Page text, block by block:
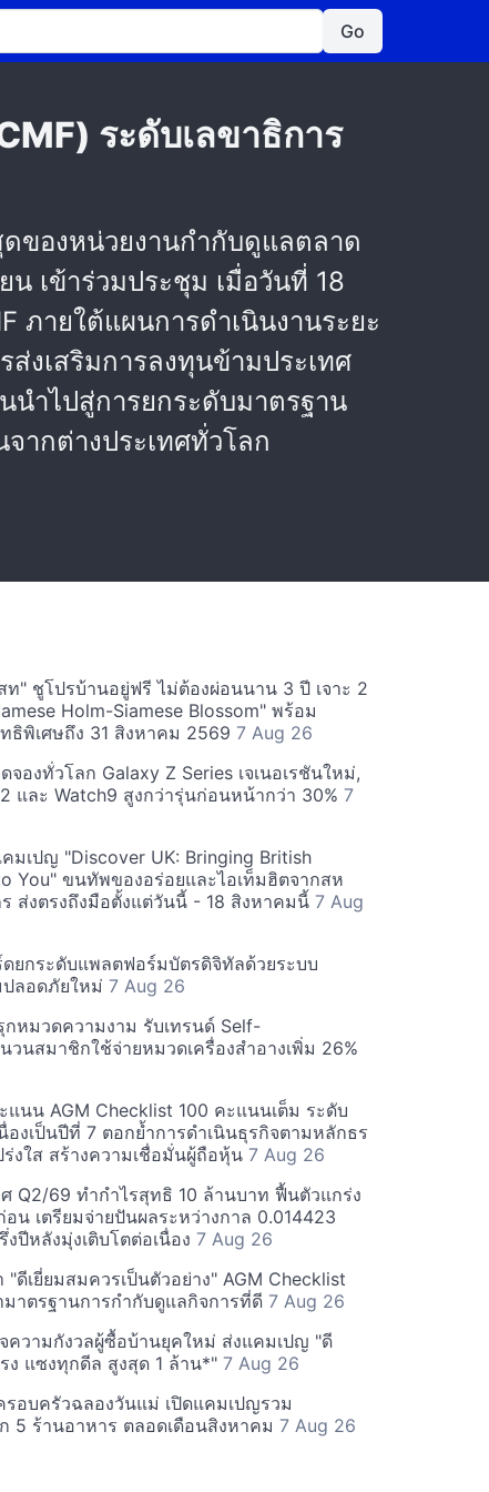
Go
ระดับเลขาธิการ
ของหน่วยงานกำกับดูแลตลาด
เข้าร่วมประชุม เมื่อวันที่ 18
ภายใต้แผนการดำเนินงานระยะ
งเสริมการลงทุนข้ามประเทศ
นำไปสู่การยกระดับมาตรฐาน
ากต่างประเทศทั่วโลก
ท" ชูโปรบ้านอยู่ฟรี ไม่ต้องผ่อนนาน 3 ปี เจาะ 2
Holm-Siamese Blossom" พร้อม
ธิพิเศษถึง 31 สิงหาคม 2569 7 Aug 26
จองทั่วโลก Galaxy Z Series เจเนอเรชันใหม่,
และ Watch9 สูงกว่ารุ่นก่อนหน้ากว่า 30% 7
มเปญ "Discover UK: Bringing British
You" ขนทัพของอร่อยและไอเท็มฮิตจากสห
ส่งตรงถึงมือตั้งแต่วันนี้ - 18 สิงหาคมนี้ 7 Aug
ดยกระดับแพลตฟอร์มบัตรดิจิทัลด้วยระบบ
ลอดภัยใหม่ 7 Aug 26
กหมวดความงาม รับเทรนด์ Self-
วนสมาชิกใช้จ่ายหมวดเครื่องสำอางเพิ่ม 26%
แนน AGM Checklist 100 คะแนนเต็ม ระดับ
องเป็นปีที่ 7 ตอกย้ำการดำเนินธุรกิจตามหลักธร
งใส สร้างความเชื่อมั่นผู้ถือหุ้น 7 Aug 26
ศ Q2/69 ทำกำไรสุทธิ 10 ล้านบาท ฟื้นตัวแกร่ง
อน เตรียมจ่ายปันผลระหว่างกาล 0.014423
ปีหลังมุ่งเติบโตต่อเนื่อง 7 Aug 26
"ดีเยี่ยมสมควรเป็นตัวอย่าง" AGM Checklist
าตรฐานการกำกับดูแลกิจการที่ดี 7 Aug 26
ความกังวลผู้ซื้อบ้านยุคใหม่ ส่งแคมเปญ "ดี
ง แซงทุกดีล สูงสุด 1 ล้าน*" 7 Aug 26
อบครัวฉลองวันแม่ เปิดแคมเปญรวม
5 ร้านอาหาร ตลอดเดือนสิงหาคม 7 Aug 26